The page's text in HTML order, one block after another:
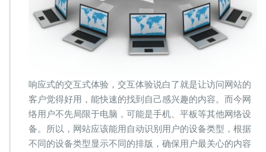
响应式的交互式体验，交互体验说白了就是让访问网站的
客户觉得好用，能快速的找到自己感兴趣的内容。而今网
络用户不先局限于电脑，可能是手机、平板等其他网络设
备。所以，网站应该能用自动识别用户的设备类型，根据
不同的设备类型显示不同的排版，确保用户最关心的内容